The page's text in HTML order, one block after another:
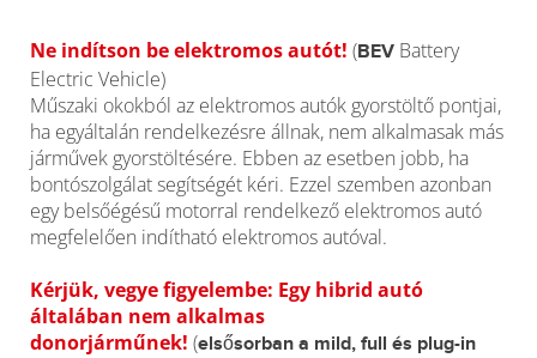
Ne indítson be elektromos autót! (BEV Battery
Electric Vehicle)
Műszaki okokból az elektromos autók gyorstöltő pontjai,
ha egyáltalán rendelkezésre állnak, nem alkalmasak más
járművek gyorstöltésére. Ebben az esetben jobb, ha
bontószolgálat segítségét kéri. Ezzel szemben azonban
egy belsőégésű motorral rendelkező elektromos autó
megfelelően indítható elektromos autóval.
Kérjük, vegye figyelembe: Egy hibrid autó
általában nem alkalmas
donorjárműnek! (elsősorban a mild, full és plug-in